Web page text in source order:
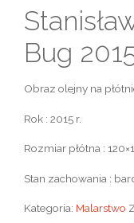
Bug
Obraz olejny na
Rok : 2015 r.
Rozmiar płótna :
Stan zachowania :
Kategoria: Malarstwo